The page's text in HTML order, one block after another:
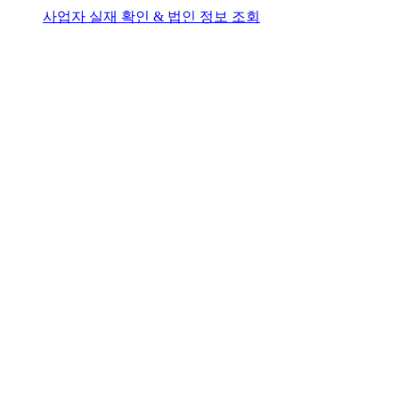
사업자 실재 확인 & 법인 정보 조회